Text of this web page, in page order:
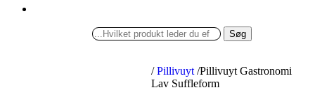
Søg
/ Pillivuyt /Pillivuyt Gastronomi
Lav Suffleform